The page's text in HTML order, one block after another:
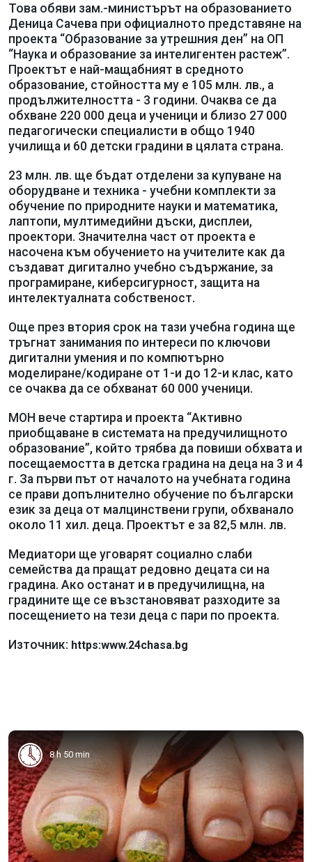
Това обяви зам.-министърът на образованието
Деница Сачева при официалното представяне на
проекта “Образование за утрешния ден” на ОП
“Наука и образование за интелигентен растеж”.
Проектът е най-мащабният в средното
образование, стойността му е 105 млн. лв., а
продължителността - 3 години. Очаква се да
обхване 220 000 деца и ученици и близо 27 000
педагогически специалисти в общо 1940
училища и 60 детски градини в цялата страна.
23 млн. лв. ще бъдат отделени за купуване на
оборудване и техника - учебни комплекти за
обучение по природните науки и математика,
лаптопи, мултимедийни дъски, дисплеи,
проектори. Значителна част от проекта е
насочена към обучението на учителите как да
създават дигитално учебно съдържание, за
програмиране, киберсигурност, защита на
интелектуалната собственост.
Още през втория срок на тази учебна година ще
тръгнат занимания по интереси по ключови
дигитални умения и по компютърно
моделиране/кодиране от 1-и до 12-и клас, като
се очаква да се обхванат 60 000 ученици.
МОН вече стартира и проекта “Активно
приобщаване в системата на предучилищното
образование”, който трябва да повиши обхвата и
посещаемостта в детска градина на деца на 3 и 4
г. За първи път от началото на учебната година
се прави допълнително обучение по български
език за деца от малцинствени групи, обхванало
около 11 хил. деца. Проектът е за 82,5 млн. лв.
Медиатори ще уговарят социално слаби
семейства да пращат редовно децата си на
градина. Ако останат и в предучилищна, на
градините ще се възстановяват разходите за
посещението на тези деца с пари по проекта.
Източник: https:www.24chasa.bg
8 h 50 min